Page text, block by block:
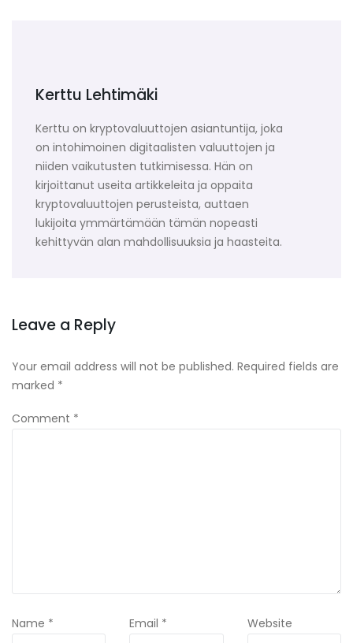
Kerttu Lehtimäki
Kerttu on kryptovaluuttojen asiantuntija, joka
on intohimoinen digitaalisten valuuttojen ja
niiden vaikutusten tutkimisessa. Hän on
kirjoittanut useita artikkeleita ja oppaita
kryptovaluuttojen perusteista, auttaen
lukijoita ymmärtämään tämän nopeasti
kehittyvän alan mahdollisuuksia ja haasteita.
Leave a Reply
Your email address will not be published. Required fields are
marked *
Comment *
Name * Email * Website